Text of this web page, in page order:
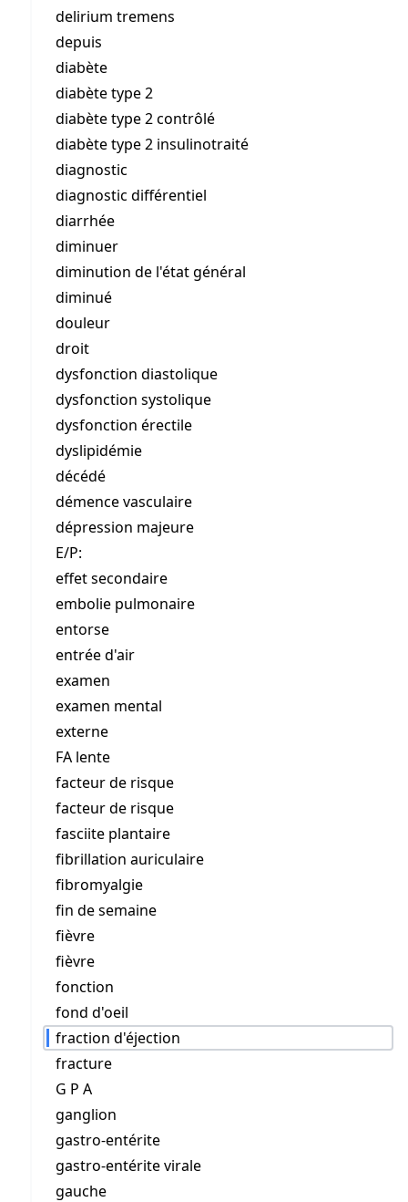
delirium tremens
depuis
diabète
diabète type 2
diabète type 2 contrôlé
diabète type 2 insulinotraité
diagnostic
diagnostic différentiel
diarrhée
diminuer
diminution de l'état général
diminué
douleur
droit
dysfonction diastolique
dysfonction systolique
dysfonction érectile
dyslipidémie
décédé
démence vasculaire
dépression majeure
E/P:
effet secondaire
embolie pulmonaire
entorse
entrée d'air
examen
examen mental
externe
FA lente
facteur de risque
facteur de risque
fasciite plantaire
fibrillation auriculaire
fibromyalgie
fin de semaine
fièvre
fièvre
fonction
fond d'oeil
fraction d'éjection
fracture
G P A
ganglion
gastro-entérite
gastro-entérite virale
gauche